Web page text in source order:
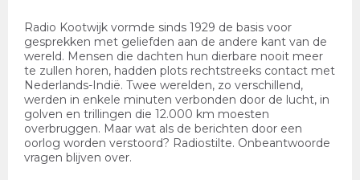
Radio Kootwijk vormde sinds 1929 de basis voor
gesprekken met geliefden aan de andere kant van de
wereld. Mensen die dachten hun dierbare nooit meer
te zullen horen, hadden plots rechtstreeks contact met
Nederlands-Indië. Twee werelden, zo verschillend,
werden in enkele minuten verbonden door de lucht, in
golven en trillingen die 12.000 km moesten
overbruggen. Maar wat als de berichten door een
oorlog worden verstoord? Radiostilte. Onbeantwoorde
vragen blijven over.